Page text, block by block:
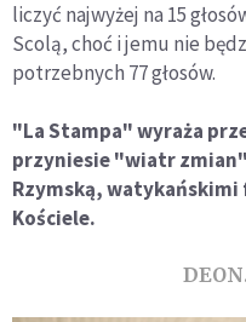
liczyć najwyżej na 15
Scolą, choć i jemu nie
potrzebnych 77 głosów.
"La Stampa" wyraża
przyniesie "wiatr
Rzymską,
Kościele.